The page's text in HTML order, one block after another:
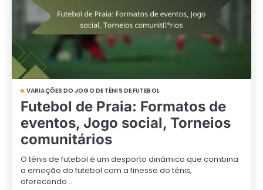
VARIAÇÕES DO JOGO DE TÉNIS DE FUTEBOL
Futebol de Praia: Formatos de
eventos, Jogo social, Torneios
comunitários
O ténis de futebol é um desporto dinâmico que combina
a emoção do futebol com a finesse do ténis,
oferecendo…